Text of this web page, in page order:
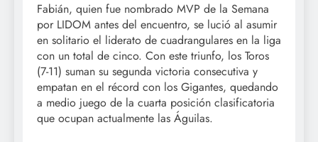
Fabián, quien fue nombrado MVP de la Semana
por LIDOM antes del encuentro, se lució al asumir
en solitario el liderato de cuadrangulares en la liga
con un total de cinco. Con este triunfo, los Toros
(7-11) suman su segunda victoria consecutiva y
empatan en el récord con los Gigantes, quedando
a medio juego de la cuarta posición clasificatoria
que ocupan actualmente las Águilas.